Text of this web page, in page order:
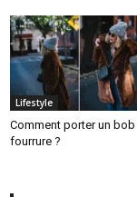
Lifestyle
Comment porter un bob
fourrure ?